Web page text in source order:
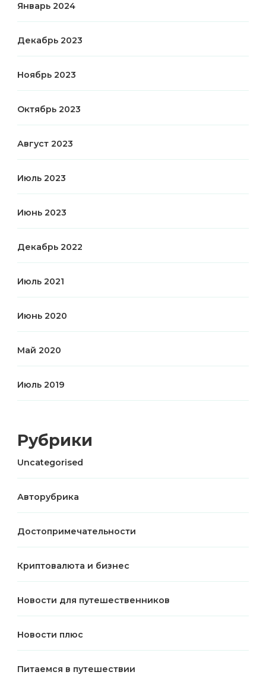
Январь 2024
Декабрь 2023
Ноябрь 2023
Октябрь 2023
Август 2023
Июль 2023
Июнь 2023
Декабрь 2022
Июль 2021
Июнь 2020
Май 2020
Июль 2019
Рубрики
Uncategorised
Авторубрика
Достопримечательности
Криптовалюта и бизнес
Новости для путешественников
Новости плюс
Питаемся в путешествии